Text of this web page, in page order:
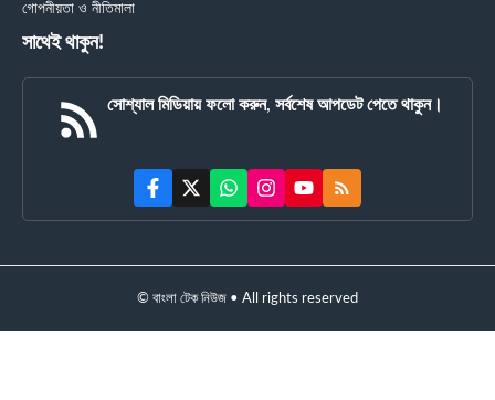
গোপনীয়তা ও নীতিমালা
সাথেই থাকুন!
সোশ্যাল মিডিয়ায় ফলো করুন, সর্বশেষ আপডেট পেতে থাকুন।
© বাংলা টেক নিউজ • All rights reserved